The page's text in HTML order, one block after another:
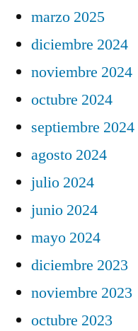
marzo 2025
diciembre 2024
noviembre 2024
octubre 2024
septiembre 2024
agosto 2024
julio 2024
junio 2024
mayo 2024
diciembre 2023
noviembre 2023
octubre 2023